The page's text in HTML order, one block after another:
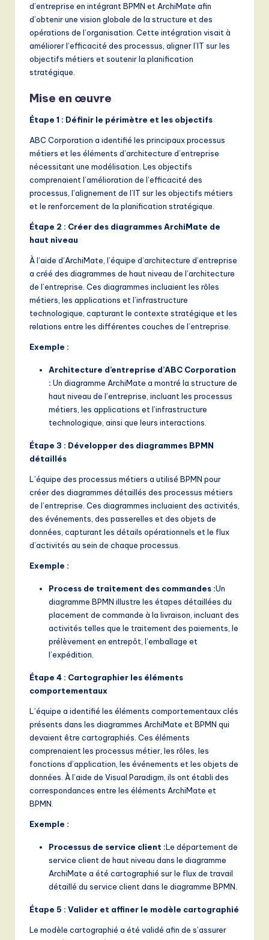
d’entreprise en intégrant BPMN et ArchiMate afin
d’obtenir une vision globale de la structure et des
opérations de l’organisation. Cette intégration visait à
améliorer l’efficacité des processus, aligner l’IT sur les
objectifs métiers et soutenir la planification
stratégique.
Mise en œuvre
Étape 1 : Définir le périmètre et les objectifs
ABC Corporation a identifié les principaux processus
métiers et les éléments d’architecture d’entreprise
nécessitant une modélisation. Les objectifs
comprenaient l’amélioration de l’efficacité des
processus, l’alignement de l’IT sur les objectifs métiers
et le renforcement de la planification stratégique.
Étape 2 : Créer des diagrammes ArchiMate de
haut niveau
À l’aide d’ArchiMate, l’équipe d’architecture d’entreprise
a créé des diagrammes de haut niveau de l’architecture
de l’entreprise. Ces diagrammes incluaient les rôles
métiers, les applications et l’infrastructure
technologique, capturant le contexte stratégique et les
relations entre les différentes couches de l’entreprise.
Exemple :
Architecture d’entreprise d’ABC Corporation
: Un diagramme ArchiMate a montré la structure de
haut niveau de l’entreprise, incluant les processus
métiers, les applications et l’infrastructure
technologique, ainsi que leurs interactions.
Étape 3 : Développer des diagrammes BPMN
détaillés
L’équipe des processus métiers a utilisé BPMN pour
créer des diagrammes détaillés des processus métiers
de l’entreprise. Ces diagrammes incluaient des activités,
des événements, des passerelles et des objets de
données, capturant les détails opérationnels et le flux
d’activités au sein de chaque processus.
Exemple :
Process de traitement des commandes :Un
diagramme BPMN illustre les étapes détaillées du
placement de commande à la livraison, incluant des
activités telles que le traitement des paiements, le
prélèvement en entrepôt, l’emballage et
l’expédition.
Étape 4 : Cartographier les éléments
comportementaux
L’équipe a identifié les éléments comportementaux clés
présents dans les diagrammes ArchiMate et BPMN qui
devaient être cartographiés. Ces éléments
comprenaient les processus métier, les rôles, les
fonctions d’application, les événements et les objets de
données. À l’aide de Visual Paradigm, ils ont établi des
correspondances entre les éléments ArchiMate et
BPMN.
Exemple :
Processus de service client :Le département de
service client de haut niveau dans le diagramme
ArchiMate a été cartographié sur le flux de travail
détaillé du service client dans le diagramme BPMN.
Étape 5 : Valider et affiner le modèle cartographié
Le modèle cartographié a été validé afin de s’assurer